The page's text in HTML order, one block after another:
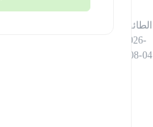
الطائف
2026-
08-04